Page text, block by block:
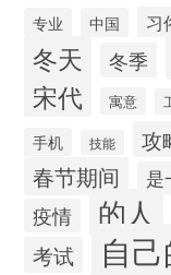
专业 中国 习
冬天 冬季
宋代 寓意
手机 技能 攻
春节期间 是
疫情
的人
考试 自